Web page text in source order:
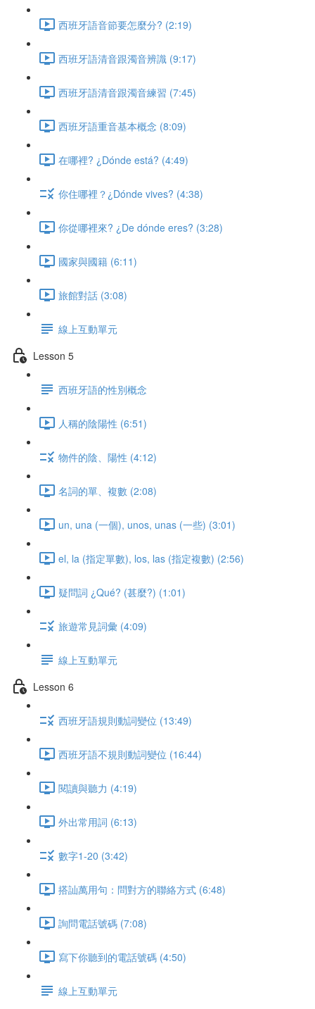
西班牙語音節要怎麼分? (2:19)
西班牙語清音跟濁音辨識 (9:17)
西班牙語清音跟濁音練習 (7:45)
西班牙語重音基本概念 (8:09)
在哪裡? ¿Dónde está? (4:49)
你住哪裡？¿Dónde vives? (4:38)
你從哪裡來? ¿De dónde eres? (3:28)
國家與國籍 (6:11)
旅館對話 (3:08)
線上互動單元
Lesson 5
西班牙語的性別概念
人稱的陰陽性 (6:51)
物件的陰、陽性 (4:12)
名詞的單、複數 (2:08)
un, una (一個), unos, unas (一些) (3:01)
el, la (指定單數), los, las (指定複數) (2:56)
疑問詞 ¿Qué? (甚麼?) (1:01)
旅遊常見詞彙 (4:09)
線上互動單元
Lesson 6
西班牙語規則動詞變位 (13:49)
西班牙語不規則動詞變位 (16:44)
閱讀與聽力 (4:19)
外出常用詞 (6:13)
數字1-20 (3:42)
搭訕萬用句：問對方的聯絡方式 (6:48)
詢問電話號碼 (7:08)
寫下你聽到的電話號碼 (4:50)
線上互動單元